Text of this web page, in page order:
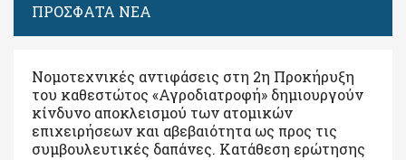
ΠΡΟΣΦΑΤΑ ΝΕΑ
Νομοτεχνικές αντιφάσεις στη 2η Προκήρυξη
του καθεστώτος «Αγροδιατροφή» δημιουργούν
κίνδυνο αποκλεισμού των ατομικών
επιχειρήσεων και αβεβαιότητα ως προς τις
συμβουλευτικές δαπάνες. Κατάθεση ερώτησης